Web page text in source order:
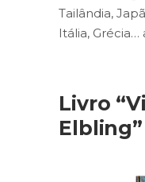
Tailândia,
Itália, Grécia…
Livro
Elbling”